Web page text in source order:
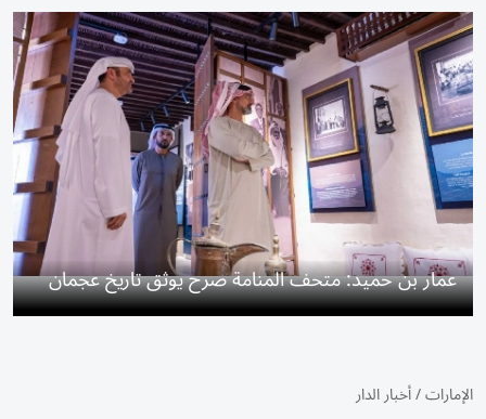
عمار بن حميد: متحف المنامة صرح يوثق تاريخ عجمان
الإمارات/أخبار الدار